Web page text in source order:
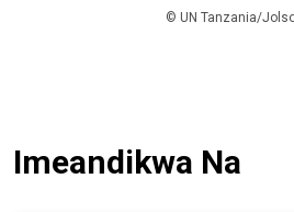
© UN Tanzania/
Imeandikwa Na